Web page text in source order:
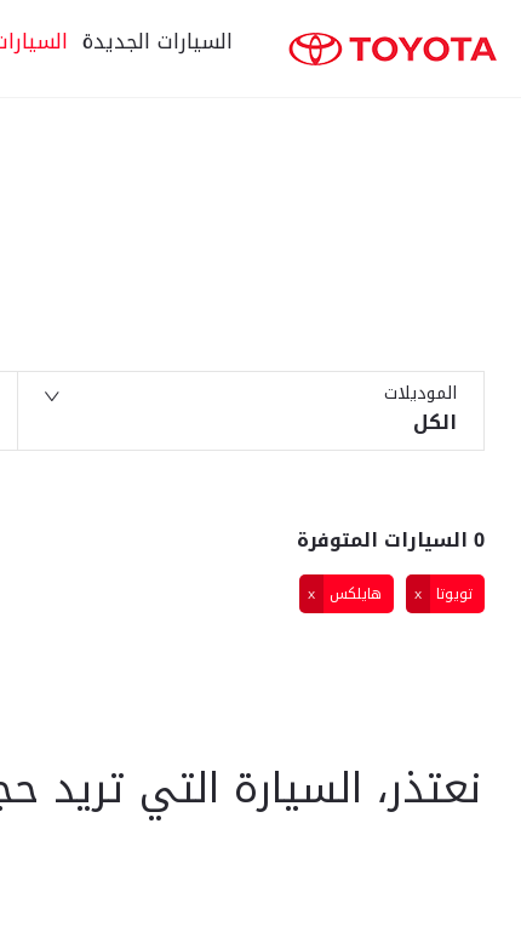
السيارات الجديدة
الموديلات
الكل
0السيارات المتوفرة
تويوتا هايلكس
نعتذر، السيارة التي تريد